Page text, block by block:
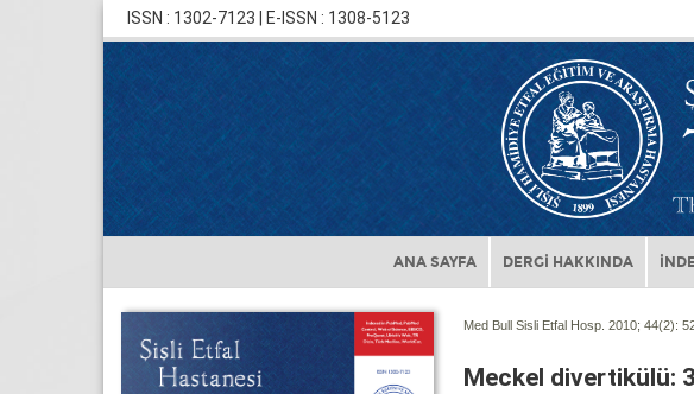
ISSN : 1302-7123 | E-ISSN : 1308-5123
ANA SAYFA DERGİ HAKKINDA
Med Bull Sisli Etfal Hosp. 2010; 44(2):
Meckel divertikülü: